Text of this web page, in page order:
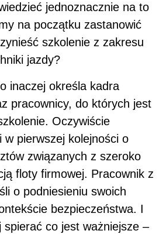
jednoznacznie na to
na początku zastanowić
szkolenie z zakresu
jazdy?
inaczej określa kadra
pracownicy, do których jest
Oczywiście
w pierwszej kolejności o
związanych z szeroko
floty firmowej. Pracownik z
o podniesieniu swoich
bezpieczeństwa. I
spierać co jest ważniejsze –